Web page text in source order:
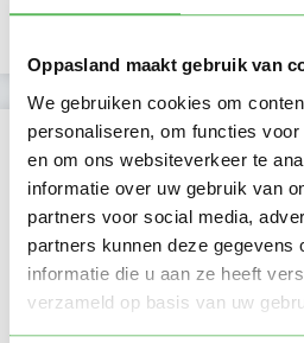
Oppasland maakt gebruik van
We gebruiken cookies om
personaliseren, om functies
en om ons websiteverkeer te
informatie over uw gebruik van
partners voor social media,
partners kunnen deze gegevens
informatie die u aan ze heeft
verzameld op basis van uw
Activiteit op
Laatste activiteit
Lid sinds
Profiel bijgewerkt